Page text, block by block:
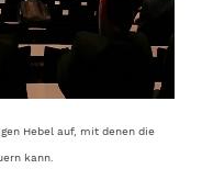
Hebel auf, mit denen die
kann.